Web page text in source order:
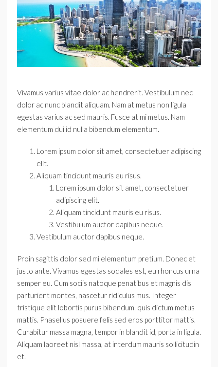
Vivamus varius vitae dolor ac hendrerit. Vestibulum nec
dolor ac nunc blandit aliquam. Nam at metus non ligula
egestas varius ac sed mauris. Fusce at mi metus. Nam
elementum dui id nulla bibendum elementum.
Lorem ipsum dolor sit amet, consectetuer adipiscing
elit.
Aliquam tincidunt mauris eu risus.
Lorem ipsum dolor sit amet, consectetuer
adipiscing elit.
Aliquam tincidunt mauris eu risus.
Vestibulum auctor dapibus neque.
Vestibulum auctor dapibus neque.
Proin sagittis dolor sed mi elementum pretium. Donec et
justo ante. Vivamus egestas sodales est, eu rhoncus urna
semper eu. Cum sociis natoque penatibus et magnis dis
parturient montes, nascetur ridiculus mus. Integer
tristique elit lobortis purus bibendum, quis dictum metus
mattis. Phasellus posuere felis sed eros porttitor mattis.
Curabitur massa magna, tempor in blandit id, porta in ligula.
Aliquam laoreet nisl massa, at interdum mauris sollicitudin
et.